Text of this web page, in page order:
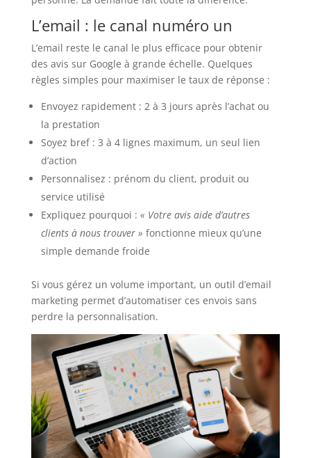
L’email : le canal numéro un
L’email reste le canal le plus efficace pour obtenir
des avis sur Google à grande échelle. Quelques
règles simples pour maximiser le taux de réponse :
Envoyez rapidement : 2 à 3 jours après l’achat ou
la prestation
Soyez bref : 3 à 4 lignes maximum, un seul lien
d’action
Personnalisez : prénom du client, produit ou
service utilisé
Expliquez pourquoi : « Votre avis aide d’autres
clients à nous trouver » fonctionne mieux qu’une
simple demande froide
Si vous gérez un volume important, un outil d’email
marketing permet d’automatiser ces envois sans
perdre la personnalisation.